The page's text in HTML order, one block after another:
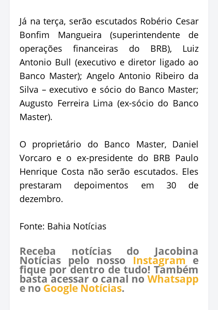
Já na terça, serão escutados Robério Cesar
Bonfim Mangueira (superintendente de
operações financeiras do BRB), Luiz
Antonio Bull (executivo e diretor ligado ao
Banco Master); Angelo Antonio Ribeiro da
Silva – executivo e sócio do Banco Master;
Augusto Ferreira Lima (ex-sócio do Banco
Master).
O proprietário do Banco Master, Daniel
Vorcaro e o ex-presidente do BRB Paulo
Henrique Costa não serão escutados. Eles
prestaram depoimentos em 30 de
dezembro.
Fonte: Bahia Notícias
Receba notícias do Jacobina
Notícias pelo nosso Instagram e
fique por dentro de tudo! Também
basta acessar o canal no Whatsapp
e no Google Notícias.